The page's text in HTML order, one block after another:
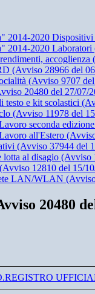
2014-2020
2014-2020
28966 del 06/
(Avviso 9707
20480 del 27/07/
testo e kit scolastici
(Avviso 11978 del
seconda
all'Estero
(Avviso 37944 del
lotta al disagio
12810 del 15/
LAN/WLAN
20480